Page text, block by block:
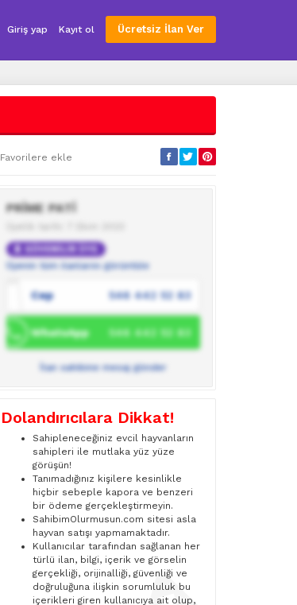
Giriş yap Kayıt ol Ücretsiz İlan Ver
Favorilere ekle
PRİME PATİ
GÜVENİLİR ÜYE
Üyenin tüm ilanlarını görüntüle
Cep 546 442 52 83
WhatsApp 546 442 52 83
İlan sahibine mesaj gönder
Dolandırıcılara Dikkat!
Sahipleneceğiniz evcil hayvanların
sahipleri ile mutlaka yüz yüze
görüşün!
Tanımadığınız kişilere kesinlikle
hiçbir sebeple kapora ve benzeri
bir ödeme gerçekleştirmeyin.
SahibimOlurmusun.com sitesi asla
hayvan satışı yapmamaktadır.
Kullanıcılar tarafından sağlanan her
türlü ilan, bilgi, içerik ve görselin
gerçekliği, orijinalliği, güvenliği ve
doğruluğuna ilişkin sorumluluk bu
içerikleri giren kullanıcıya ait olup,